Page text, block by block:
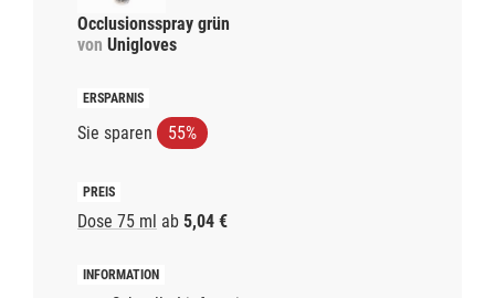
Occlusionsspray grün
von Unigloves
Sie sparen 55%
Dose 75 ml ab 5,04 €